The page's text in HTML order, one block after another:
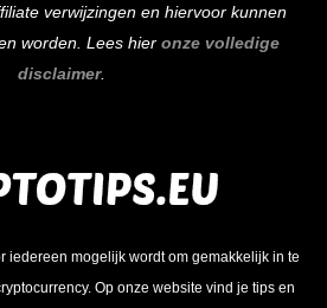
verwijzingen en hiervoor kunnen
worden. Lees hier onze volledige
disclaimer.
iedereen mogelijk wordt om gemakkelijk in te
Op onze website vind je tips en